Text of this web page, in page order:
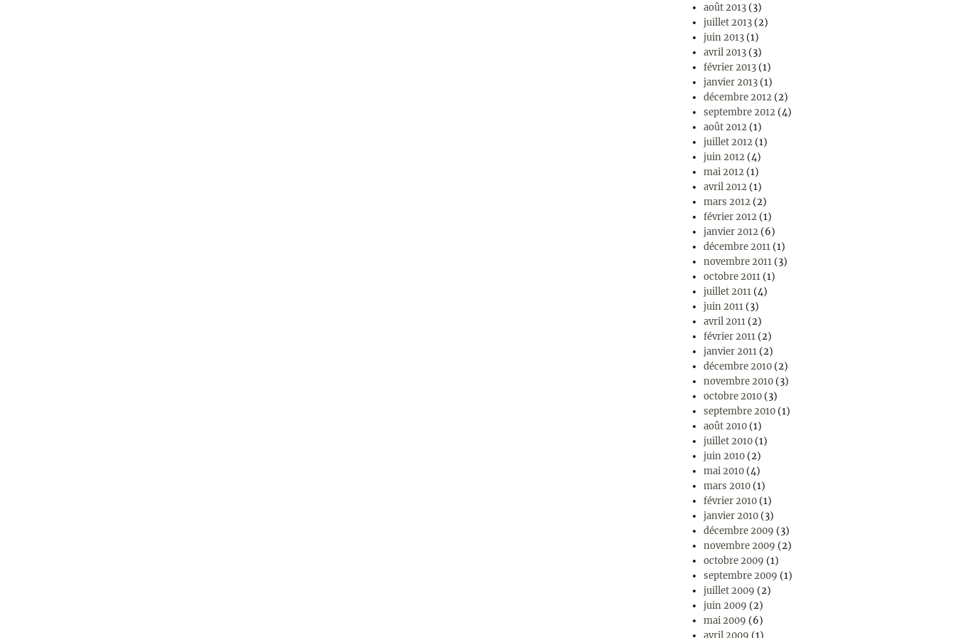
août 2013 (3)
juillet 2013 (2)
juin 2013 (1)
avril 2013 (3)
février 2013 (1)
janvier 2013 (1)
décembre 2012 (2)
septembre 2012 (4)
août 2012 (1)
juillet 2012 (1)
juin 2012 (4)
mai 2012 (1)
avril 2012 (1)
mars 2012 (2)
février 2012 (1)
janvier 2012 (6)
décembre 2011 (1)
novembre 2011 (3)
octobre 2011 (1)
juillet 2011 (4)
juin 2011 (3)
avril 2011 (2)
février 2011 (2)
janvier 2011 (2)
décembre 2010 (2)
novembre 2010 (3)
octobre 2010 (3)
septembre 2010 (1)
août 2010 (1)
juillet 2010 (1)
juin 2010 (2)
mai 2010 (4)
mars 2010 (1)
février 2010 (1)
janvier 2010 (3)
décembre 2009 (3)
novembre 2009 (2)
octobre 2009 (1)
septembre 2009 (1)
juillet 2009 (2)
juin 2009 (2)
mai 2009 (6)
avril 2009 (1)